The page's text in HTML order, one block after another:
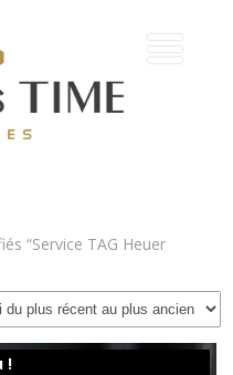
“Service TAG Heuer
!